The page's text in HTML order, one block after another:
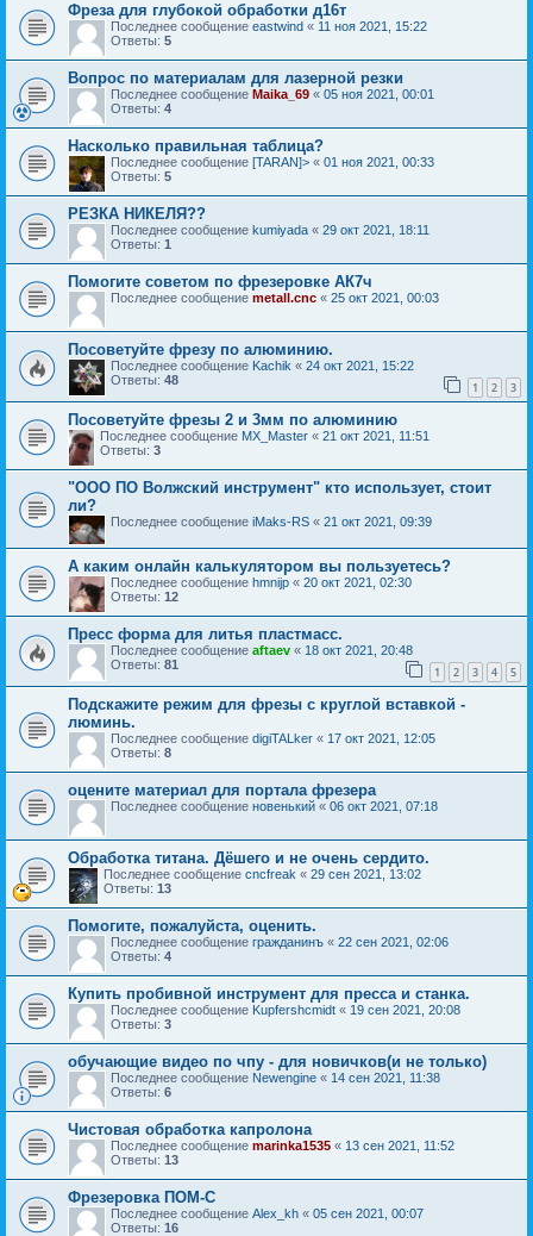
Фреза для глубокой обработки д16т
Последнее сообщение eastwind « 11 ноя 2021, 15:22
Ответы: 5
Вопрос по материалам для лазерной резки
Последнее сообщение Maika_69 « 05 ноя 2021, 00:01
Ответы: 4
Насколько правильная таблица?
Последнее сообщение [TARAN]> « 01 ноя 2021, 00:33
Ответы: 5
РЕЗКА НИКЕЛЯ??
Последнее сообщение kumiyada « 29 окт 2021, 18:11
Ответы: 1
Помогите советом по фрезеровке АК7ч
Последнее сообщение metall.cnc « 25 окт 2021, 00:03
Посоветуйте фрезу по алюминию.
Последнее сообщение Kachik « 24 окт 2021, 15:22
Ответы: 48 1 2 3
Посоветуйте фрезы 2 и 3мм по алюминию
Последнее сообщение MX_Master « 21 окт 2021, 11:51
Ответы: 3
"ООО ПО Волжский инструмент" кто использует, стоит
ли?
Последнее сообщение iMaks-RS « 21 окт 2021, 09:39
А каким онлайн калькулятором вы пользуетесь?
Последнее сообщение hmnijp « 20 окт 2021, 02:30
Ответы: 12
Пресс форма для литья пластмасс.
Последнее сообщение aftaev « 18 окт 2021, 20:48
Ответы: 81 1 2 3 4 5
Подскажите режим для фрезы с круглой вставкой -
люминь.
Последнее сообщение digiTALker « 17 окт 2021, 12:05
Ответы: 8
оцените материал для портала фрезера
Последнее сообщение новенький « 06 окт 2021, 07:18
Обработка титана. Дёшего и не очень сердито.
Последнее сообщение cncfreak « 29 сен 2021, 13:02
Ответы: 13
Помогите, пожалуйста, оценить.
Последнее сообщение гражданинъ « 22 сен 2021, 02:06
Ответы: 4
Купить пробивной инструмент для пресса и станка.
Последнее сообщение Kupfershcmidt « 19 сен 2021, 20:08
Ответы: 3
обучающие видео по чпу - для новичков(и не только)
Последнее сообщение Newengine « 14 сен 2021, 11:38
Ответы: 6
Чистовая обработка капролона
Последнее сообщение marinka1535 « 13 сен 2021, 11:52
Ответы: 13
Фрезеровка ПОМ-С
Последнее сообщение Alex_kh « 05 сен 2021, 00:07
Ответы: 16